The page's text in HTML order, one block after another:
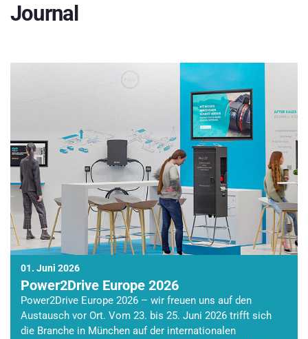
Journal
01. Juni 2026
Power2Drive Europe 2026
Power2Drive Europe 2026 – wir freuen uns auf den
Austausch vor Ort. Vom 23. bis 25. Juni 2026 trifft sich
die Branche in München auf der internationalen